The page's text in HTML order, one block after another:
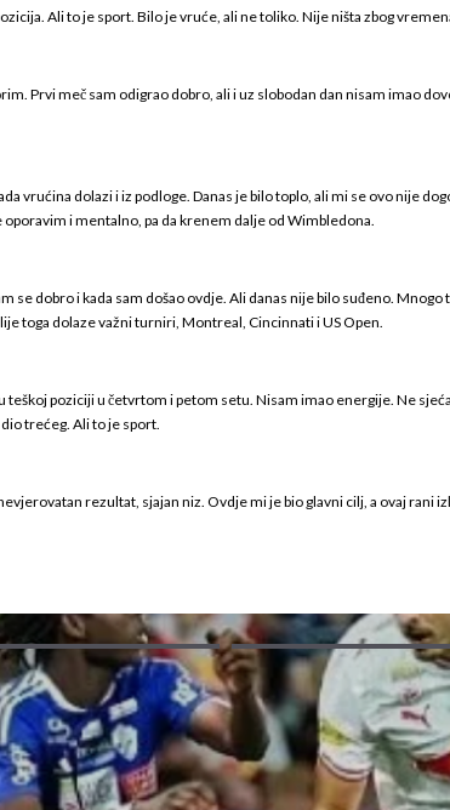
Ali to je sport. Bilo je vruće, ali ne toliko. Nije ništa zbog
Prvi meč sam odigrao dobro, ali i uz slobodan dan nisam imao
vrućina dolazi i iz podloge. Danas je bilo toplo, ali mi se ovo nije
i mentalno, pa da krenem dalje od Wimbledona.
dobro i kada sam došao ovdje. Ali danas nije bilo suđeno.
toga dolaze važni turniri, Montreal, Cincinnati i US Open.
poziciji u četvrtom i petom setu. Nisam imao energije. Ne
trećeg. Ali to je sport.
rezultat, sjajan niz. Ovdje mi je bio glavni cilj, a ovaj rani